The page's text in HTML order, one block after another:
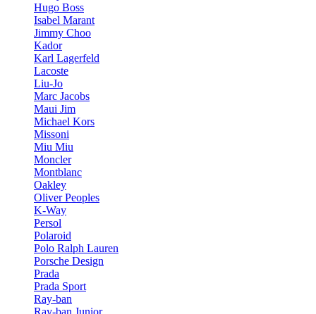
Hugo Boss
Isabel Marant
Jimmy Choo
Kador
Karl Lagerfeld
Lacoste
Liu-Jo
Marc Jacobs
Maui Jim
Michael Kors
Missoni
Miu Miu
Moncler
Montblanc
Oakley
Oliver Peoples
K-Way
Persol
Polaroid
Polo Ralph Lauren
Porsche Design
Prada
Prada Sport
Ray-ban
Ray-ban Junior